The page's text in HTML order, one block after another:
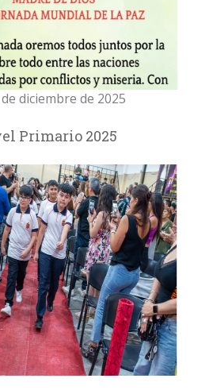
diciembre de 2025
Primario 2025